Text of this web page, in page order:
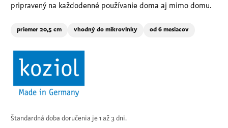
pripravený na každodenné používanie doma aj mimo domu.
priemer 20,5 cm vhodný do mikrovlnky od 6 mesiacov
Štandardná doba doručenia je 1 až 3 dni.